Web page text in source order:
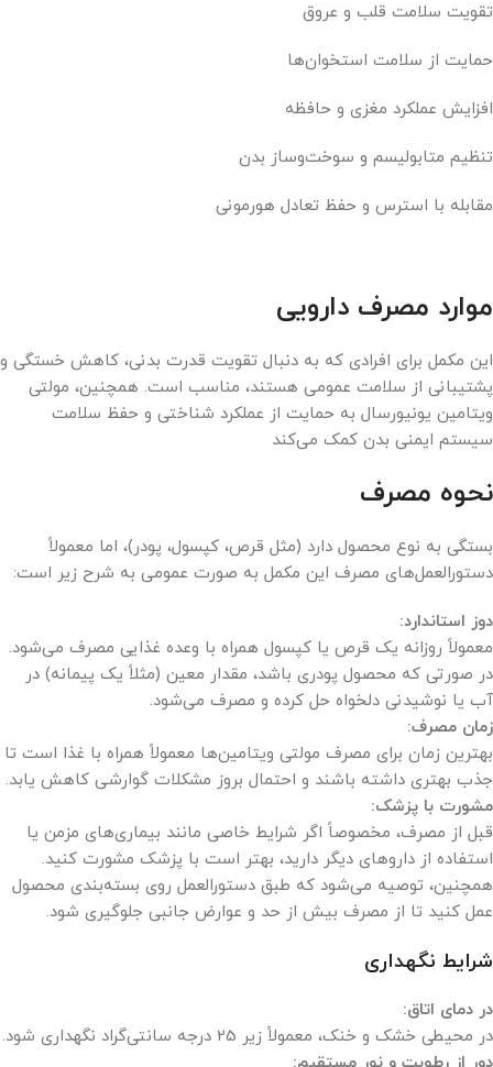
تقویت سلامت قلب و عروق
حمایت از سلامت استخوان‌ها
افزایش عملکرد مغزی و حافظه
تنظیم متابولیسم و سوخت‌وساز بدن
مقابله با استرس و حفظ تعادل هورمونی
موارد مصرف دارویی
این مکمل برای افرادی که به دنبال تقویت قدرت بدنی، کاهش خستگی و
پشتیبانی از سلامت عمومی هستند، مناسب است. همچنین، مولتی
ویتامین یونیورسال به حمایت از عملکرد شناختی و حفظ سلامت
سیستم ایمنی بدن کمک می‌کند
نحوه مصرف
بستگی به نوع محصول دارد (مثل قرص، کپسول، پودر)، اما معمولاً
دستورالعمل‌های مصرف این مکمل به صورت عمومی به شرح زیر است:
دوز استاندارد:
معمولاً روزانه یک قرص یا کپسول همراه با وعده غذایی مصرف می‌شود.
در صورتی که محصول پودری باشد، مقدار معین (مثلاً یک پیمانه) در
آب یا نوشیدنی دلخواه حل کرده و مصرف می‌شود.
زمان مصرف:
بهترین زمان برای مصرف مولتی ویتامین‌ها معمولاً همراه با غذا است تا
جذب بهتری داشته باشند و احتمال بروز مشکلات گوارشی کاهش یابد.
مشورت با پزشک:
قبل از مصرف، مخصوصاً اگر شرایط خاصی مانند بیماری‌های مزمن یا
استفاده از داروهای دیگر دارید، بهتر است با پزشک مشورت کنید.
همچنین، توصیه می‌شود که طبق دستورالعمل روی بسته‌بندی محصول
عمل کنید تا از مصرف بیش از حد و عوارض جانبی جلوگیری شود.
شرایط نگهداری
در دمای اتاق:
در محیطی خشک و خنک، معمولاً زیر 25 درجه سانتی‌گراد نگهداری شود.